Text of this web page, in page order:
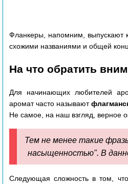
Фланкеры, напомним, выпускают
схожими названиями и общей
На что обратить
Для начинающих любителей
аромат часто называют
Не самое, на наш взгляд, верное
Тем не менее такие
насыщенностью". В
Следующая сложность в том,